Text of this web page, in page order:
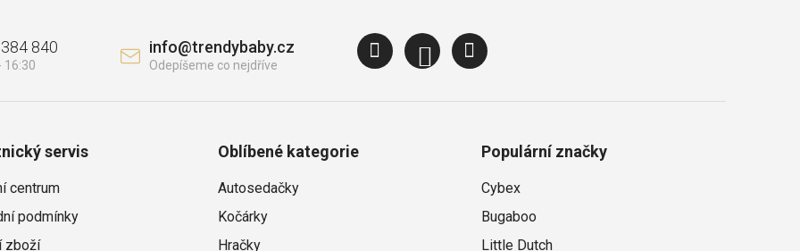
info@trendybaby.cz
840
servis
centrum
podmínky
zboží
Oblíbené kategorie
Autosedačky
Kočárky
Hračky
Populární značky
Cybex
Bugaboo
Little Dutch